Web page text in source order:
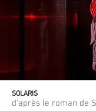
SOLARIS
d'après le roman de